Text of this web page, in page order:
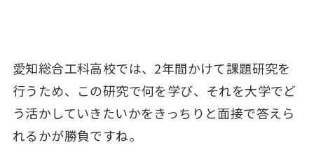
愛知総合工科高校では、2年間かけて課題研究を
行うため、この研究で何を学び、それを大学でど
う活かしていきたいかをきっちりと面接で答えら
れるかが勝負ですね。